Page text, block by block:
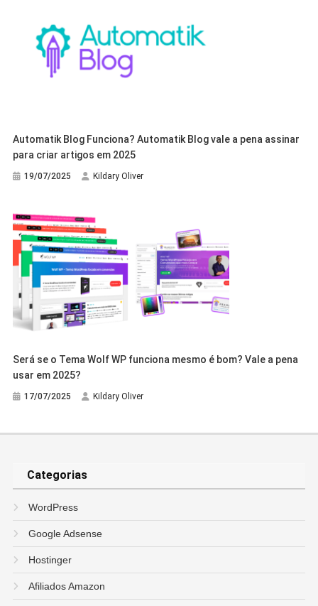
Automatik Blog Funciona? Automatik Blog vale a pena assinar
para criar artigos em 2025
19/07/2025 Kildary Oliver
Será se o Tema Wolf WP funciona mesmo é bom? Vale a pena
usar em 2025?
17/07/2025 Kildary Oliver
Categorias
WordPress
Google Adsense
Hostinger
Afiliados Amazon